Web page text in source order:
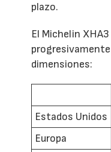
plazo.
El Michelin
dimensiones:
Estados Unidos
Europa